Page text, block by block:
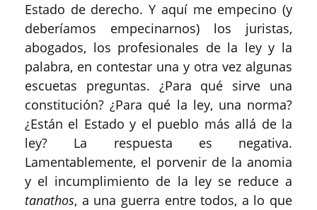
Estado de derecho. Y aquí me empecino (y
deberíamos empecinarnos) los juristas,
abogados, los profesionales de la ley y la
palabra, en contestar una y otra vez algunas
escuetas preguntas. ¿Para qué sirve una
constitución? ¿Para qué la ley, una norma?
¿Están el Estado y el pueblo más allá de la
ley? La respuesta es negativa.
Lamentablemente, el porvenir de la anomia
y el incumplimiento de la ley se reduce a
tanathos, a una guerra entre todos, a lo que